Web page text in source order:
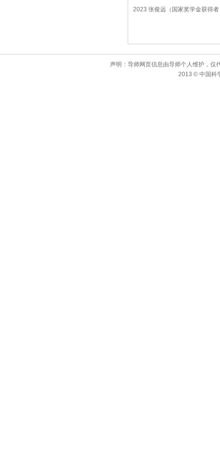
2023 张俊远（国家奖学金获得者
声明：导师网页信息由导师个人维护，仅
2013 © 中国科